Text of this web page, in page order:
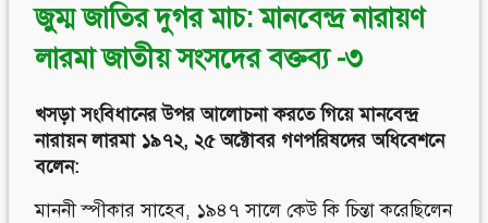
জুম্ম জাতির দুগর মাচ: মানবেন্দ্র নারায়ণ
লারমা জাতীয় সংসদের বক্তব্য -৩
খসড়া সংবিধানের উপর আলোচনা করতে গিয়ে মানবেন্দ্র
নারায়ন লারমা ১৯৭২, ২৫ অক্টোবর গণপরিষদের অধিবেশনে
বলেন:
মাননী স্পীকার সাহেব, ১৯৪৭ সালে কেউ কি চিন্তা করেছিলেন